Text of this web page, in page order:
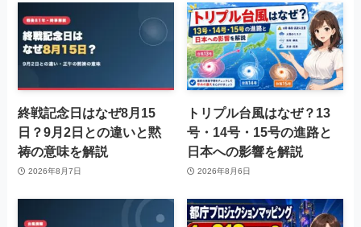
終戦記念日はなぜ8月15
日？9月2日との違いと黙
祷の意味を解説
2026年8月7日
トリプル台風はなぜ？13
号・14号・15号の進路と
日本への影響を解説
2026年8月6日